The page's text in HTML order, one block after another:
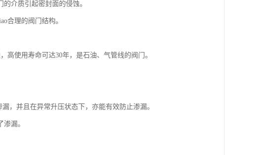
介质引起密封面的侵蚀。
合理的阀门结构。
高使用寿命可达30年，是石油、气管线的阀门。
，并且在异常升压状态下，亦能有效防止渗漏。
漏。